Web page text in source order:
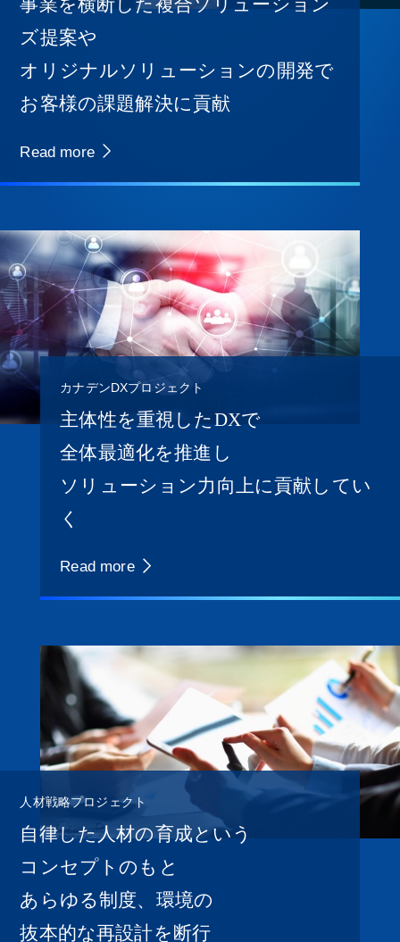
事業を横断した複合ソリューション
ズ提案や
オリジナルソリューションの開発で
お客様の課題解決に貢献
Read more
カナデンDXプロジェクト
主体性を重視したDXで
全体最適化を推進し
ソリューション力向上に貢献してい
く
Read more
人材戦略プロジェクト
自律した人材の育成という
コンセプトのもと
あらゆる制度、環境の
抜本的な再設計を断行